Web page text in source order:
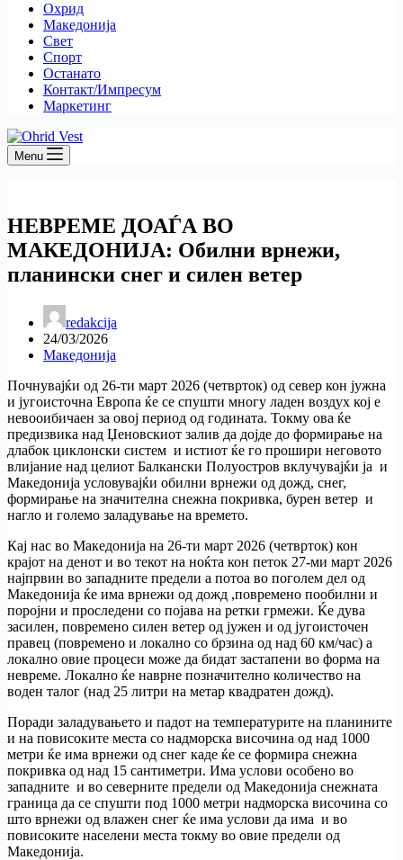
Охрид
Македонија
Свет
Спорт
Останато
Контакт/Импресум
Маркетинг
Menu
НЕВРЕМЕ ДОАЃА ВО
МАКЕДОНИЈА: Обилни врнежи,
планински снег и силен ветер
redakcija
24/03/2026
Македонија
Почнувајќи од 26-ти март 2026 (четврток) од север кон јужна
и југоисточна Европа ќе се спушти многу ладен воздух кој е
невооибичаен за овој период од годината. Токму ова ќе
предизвика над Џеновскиот залив да дојде до формирање на
длабок циклонски систем и истиот ќе го прошири неговото
влијание над целиот Балкански Полуостров вклучувајќи ја и
Македонија условувајќи обилни врнежи од дожд, снег,
формирање на значителна снежна покривка, бурен ветер и
нагло и големо заладување на времето.
Кај нас во Македонија на 26-ти март 2026 (четврток) кон
крајот на денот и во текот на ноќта кон петок 27-ми март 2026
најпрвин во западните предели а потоа во поголем дел од
Македонија ќе има врнежи од дожд ,повремено пообилни и
поројни и проследени со појава на ретки грмежи. Ќе дува
засилен, повремено силен ветер од јужен и од југоисточен
правец (повремено и локално со брзина од над 60 км/час) а
локално овие процеси може да бидат застапени во форма на
невреме. Локално ќе наврне позначително количество на
воден талог (над 25 литри на метар квадратен дожд).
Поради заладувањето и падот на температурите на планините
и на повисоките места со надморска височина од над 1000
метри ќе има врнежи од снег каде ќе се формира снежна
покривка од над 15 сантиметри. Има услови особено во
западните и во северните предели од Македонија снежната
граница да се спушти под 1000 метри надморска височина со
што врнежи од влажен снег ќе има услови да има и во
повисоките населени места токму во овие предели од
Македонија.